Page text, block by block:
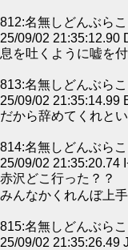
812:名無しどんぶらこ
25/09/02 21:35:12.90
息を吐くように嘘を付
813:名無しどんぶらこ
25/09/02 21:35:14.99
だから辞めてくれと
814:名無しどんぶらこ
25/09/02 21:35:20.74
赤沢どこ行った？？
みんなかくれんぼ上
815:名無しどんぶらこ
25/09/02 21:35:26.49